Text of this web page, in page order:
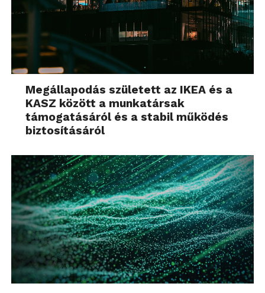
Megállapodás született az IKEA és a
KASZ között a munkatársak
támogatásáról és a stabil működés
biztosításáról